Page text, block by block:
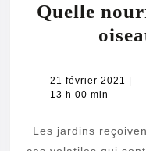
Quelle
21 février 2021 21
13 h 00 min
Les jardins